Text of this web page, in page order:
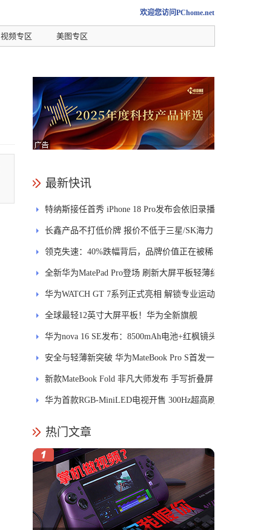
欢迎您访问PChome.net
视频专区 美图专区
最新快讯
特纳斯接任首秀 iPhone 18 Pro发布会依旧录播
长鑫产品不打低价牌 报价不低于三星/SK海力
士
领克失速：40%跌幅背后，品牌价值正在被稀
释
全新华为MatePad Pro登场 刷新大屏平板轻薄纪
录
华为WATCH GT 7系列正式亮相 解锁专业运动
新体验
全球最轻12英寸大屏平板！华为全新旗舰
MatePad Pro正式发布
华为nova 16 SE发布：8500mAh电池+红枫镜头
安全与轻薄新突破 华为MateBook Pro S首发一
区双像素技术防窥屏
新款MateBook Fold 非凡大师发布 手写折叠屏
引领PC交互新体验
华为首款RGB-MiniLED电视开售 300Hz超高刷
热门文章